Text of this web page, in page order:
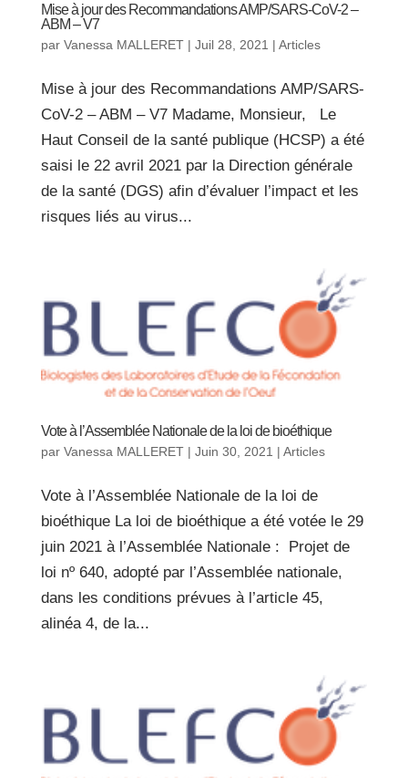
Mise à jour des Recommandations AMP/SARS-CoV-2 –
ABM – V7
par Vanessa MALLERET| Juil 28, 2021 | Articles
Mise à jour des Recommandations AMP/SARS-
CoV-2 – ABM – V7 Madame, Monsieur, Le
Haut Conseil de la santé publique (HCSP) a été
saisi le 22 avril 2021 par la Direction générale
de la santé (DGS) afin d’évaluer l’impact et les
risques liés au virus...
Vote à l’Assemblée Nationale de la loi de bioéthique
par Vanessa MALLERET| Juin 30, 2021 | Articles
Vote à l’Assemblée Nationale de la loi de
bioéthique La loi de bioéthique a été votée le 29
juin 2021 à l’Assemblée Nationale : Projet de
loi nº 640, adopté par l’Assemblée nationale,
dans les conditions prévues à l’article 45,
alinéa 4, de la...